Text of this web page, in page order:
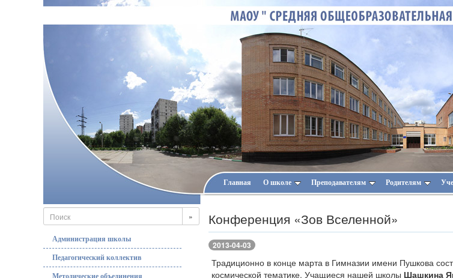
Главная О школе Преподавателям Родителям
»
Администрация школы
Педагогический коллектив
Методические объединения
Конференция «Зов Вселенной»
2013-04-03
Традиционно в конце марта в Гимназии имени Пушкова
космической тематике. Учащиеся нашей школы Шашкина